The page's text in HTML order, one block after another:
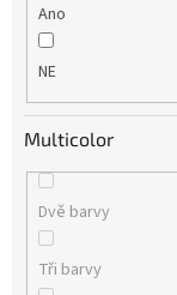
Ano
NE
Multicolor
Dvě barvy
Tři barvy